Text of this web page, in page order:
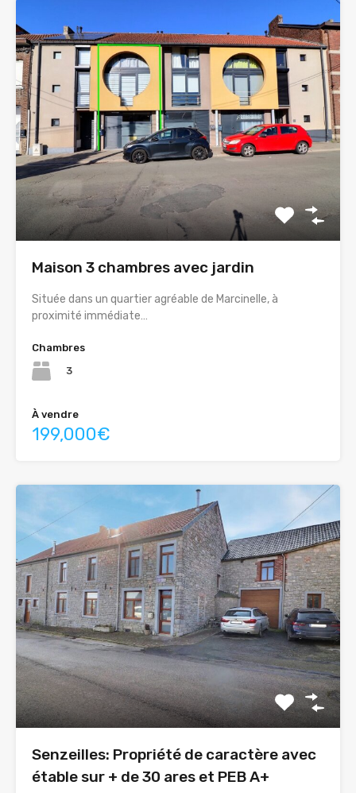
Maison 3 chambres avec jardin
Située dans un quartier agréable de Marcinelle, à
proximité immédiate…
Chambres
3
À vendre
199,000€
Senzeilles: Propriété de caractère avec
étable sur + de 30 ares et PEB A+